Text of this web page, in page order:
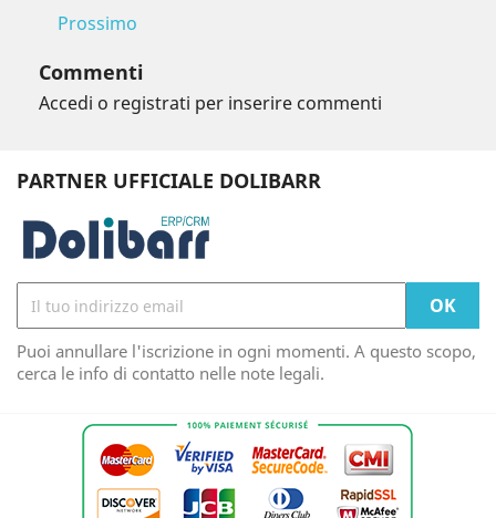
Prossimo
Commenti
Accedi o registrati per inserire commenti
PARTNER UFFICIALE DOLIBARR
Puoi annullare l'iscrizione in ogni momenti. A questo scopo,
cerca le info di contatto nelle note legali.